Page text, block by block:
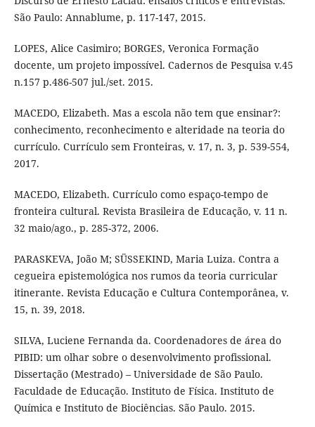
São Paulo: Annablume, p. 117-147, 2015.
LOPES, Alice Casimiro; BORGES, Veronica Formação
docente, um projeto impossível. Cadernos de Pesquisa v.45
n.157 p.486-507 jul./set. 2015.
MACEDO, Elizabeth. Mas a escola não tem que ensinar?:
conhecimento, reconhecimento e alteridade na teoria do
currículo. Currículo sem Fronteiras, v. 17, n. 3, p. 539-554,
2017.
MACEDO, Elizabeth. Currículo como espaço-tempo de
fronteira cultural. Revista Brasileira de Educação, v. 11 n.
32 maio/ago., p. 285-372, 2006.
PARASKEVA, João M; SÜSSEKIND, Maria Luiza. Contra a
cegueira epistemológica nos rumos da teoria curricular
itinerante. Revista Educação e Cultura Contemporânea, v.
15, n. 39, 2018.
SILVA, Luciene Fernanda da. Coordenadores de área do
PIBID: um olhar sobre o desenvolvimento profissional.
Dissertação (Mestrado) – Universidade de São Paulo.
Faculdade de Educação. Instituto de Física. Instituto de
Química e Instituto de Biociências. São Paulo. 2015.